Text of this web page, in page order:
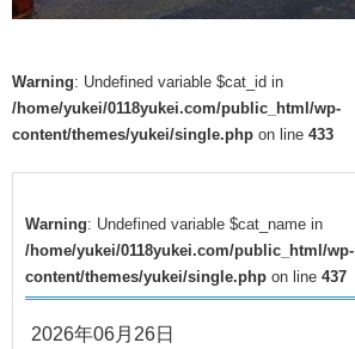
Warning: Undefined variable $cat_id in
/home/yukei/0118yukei.com/public_html/wp-
content/themes/yukei/single.php on line 433
Warning: Undefined variable $cat_name in
/home/yukei/0118yukei.com/public_html/wp-
content/themes/yukei/single.php on line 437
2026年06月26日